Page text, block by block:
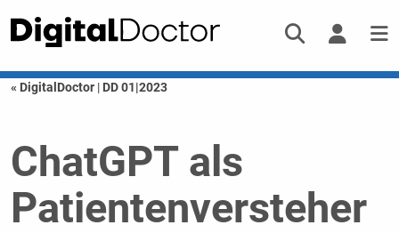
« DigitalDoctor | DD 01|2023
ChatGPT als
Patientenversteher